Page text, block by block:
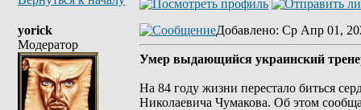
yorick
Модератор
Добавлено: Ср Апр 01,
Умер выдающийся украинский
На 84 году жизни перестало биться
Николаевича Чумакова. Об этом